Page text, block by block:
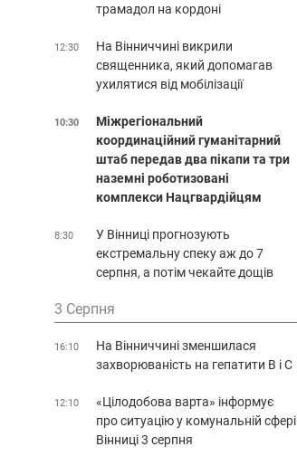
трамадол на кордоні
12:30
На Вінниччині викрили
священника, який допомагав
ухилятися від мобілізації
10:30
Міжрегіональний
координаційний гуманітарний
штаб передав два пікапи та три
наземні роботизовані
комплекси Нацгвардійцям
8:30
У Вінниці прогнозують
екстремальну спеку аж до 7
серпня, а потім чекайте дощів
3 Серпня
16:10
На Вінниччині зменшилася
захворюваність на гепатити В і С
12:10
«Цілодобова варта» інформує
про ситуацію у комунальній сфері
Вінниці 3 серпня